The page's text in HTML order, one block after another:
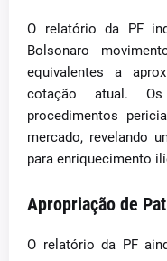
O relatório da PF
Bolsonaro
equivalentes a
cotação atual.
procedimentos
mercado, revelando
para enriquecimento
Apropriação de
O relatório da PF